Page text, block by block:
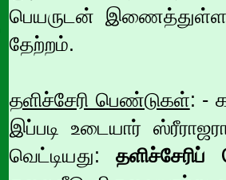
பெயருடன்
தேற்றம்.
தளிச்சேரி பெண்டுகள்: -
இப்படி உடையார்
வெட்டியது: